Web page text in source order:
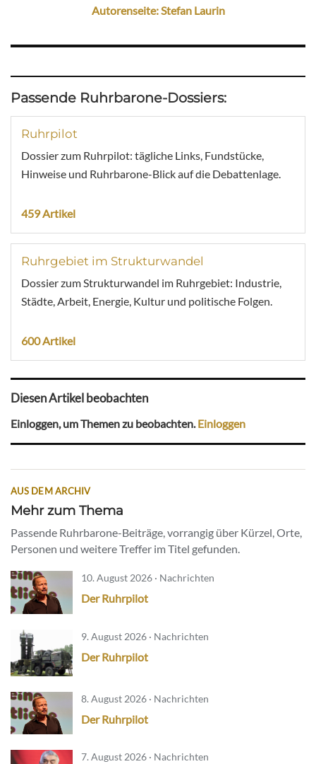
Autorenseite: Stefan Laurin
Passende Ruhrbarone-Dossiers:
Ruhrpilot
Dossier zum Ruhrpilot: tägliche Links, Fundstücke,
Hinweise und Ruhrbarone-Blick auf die Debattenlage.
459 Artikel
Ruhrgebiet im Strukturwandel
Dossier zum Strukturwandel im Ruhrgebiet: Industrie,
Städte, Arbeit, Energie, Kultur und politische Folgen.
600 Artikel
Diesen Artikel beobachten
Einloggen, um Themen zu beobachten.Einloggen
AUS DEM ARCHIV
Mehr zum Thema
Passende Ruhrbarone-Beiträge, vorrangig über Kürzel, Orte,
Personen und weitere Treffer im Titel gefunden.
10. August 2026 · Nachrichten
Der Ruhrpilot
9. August 2026 · Nachrichten
Der Ruhrpilot
8. August 2026 · Nachrichten
Der Ruhrpilot
7. August 2026 · Nachrichten